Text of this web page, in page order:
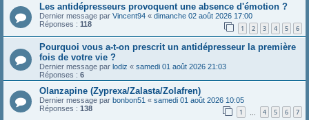
Les antidépresseurs provoquent une absence d'émotion ?
Dernier message par Vincent94 « dimanche 02 août 2026 17:00
Réponses : 118 1 2 3 4 5 6
Pourquoi vous a-t-on prescrit un antidépresseur la première
fois de votre vie ?
Dernier message par lodiz « samedi 01 août 2026 21:03
Réponses : 6
Olanzapine (Zyprexa/Zalasta/Zolafren)
Dernier message par bonbon51 « samedi 01 août 2026 10:05
Réponses : 138 1 4 5 6 7